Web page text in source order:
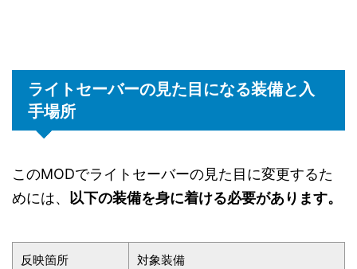
ライトセーバーの見た目になる装備と入
手場所
このMODでライトセーバーの見た目に変更するた
めには、 以下の装備を身に着ける必要があります。
反映箇所 対象装備